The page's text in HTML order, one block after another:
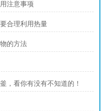
注意事项
合理利用热量
的方法
，看你有没有不知道的！